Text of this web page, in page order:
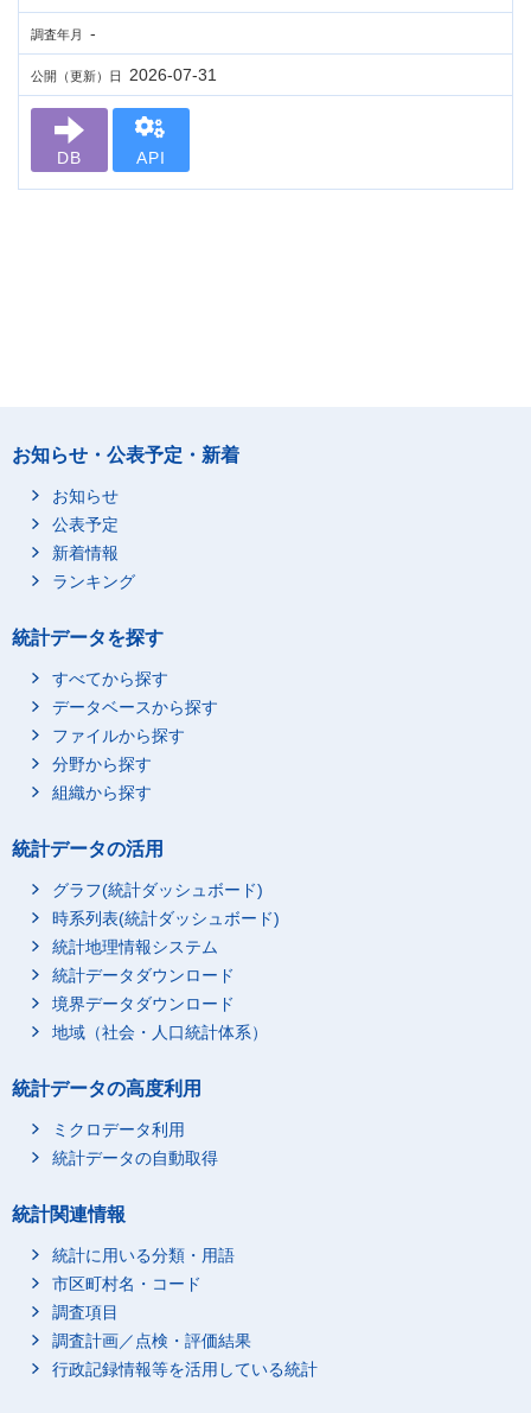
調査年月 -
公開（更新）日 2026-07-31
DB API
お知らせ・公表予定・新着
お知らせ
公表予定
新着情報
ランキング
統計データを探す
すべてから探す
データベースから探す
ファイルから探す
分野から探す
組織から探す
統計データの活用
グラフ(統計ダッシュボード)
時系列表(統計ダッシュボード)
統計地理情報システム
統計データダウンロード
境界データダウンロード
地域（社会・人口統計体系）
統計データの高度利用
ミクロデータ利用
統計データの自動取得
統計関連情報
統計に用いる分類・用語
市区町村名・コード
調査項目
調査計画／点検・評価結果
行政記録情報等を活用している統計